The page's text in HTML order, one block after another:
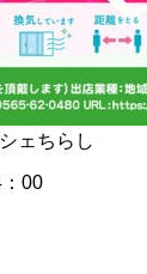
ェちらし
00